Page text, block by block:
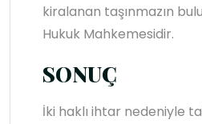
kiralanan taşınmazın
Hukuk Mahkemesidir.
SONUÇ
İki haklı ihtar nedeniyle